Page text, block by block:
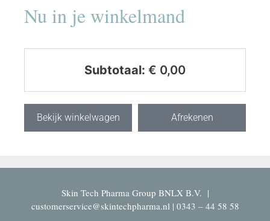
Nu in je winkelmand
Subtotaal: € 0,00
Bekijk winkelwagen Afrekenen
Skin Tech Pharma Group BNLX B.V. |
customerservice@skintechpharma.nl | 0343 – 44 58 58